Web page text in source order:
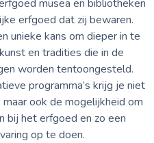
musea en bibliotheken
erfgoed dat zij bewaren.
unieke kans om dieper in te
en tradities die in de
worden tentoongesteld.
programma’s krijg je niet
ook de mogelijkheid om
bij het erfgoed en zo een
op te doen.